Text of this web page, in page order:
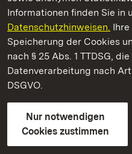
Informationen finden Sie in
Datenschutzhinweisen.
Speicherung der Cookies
nach § 25 Abs. 1 TTDSG,
Datenverarbeitung nach
DSGVO.
Nur notwendigen
Cookies zustimmen
Kloster und Schloss Salem
Staatliche Schlösser und
Kontakt
GebärdenspracheLeichte
Erklärung zur Barrierefreiheit
BITV-konform (geprüfte